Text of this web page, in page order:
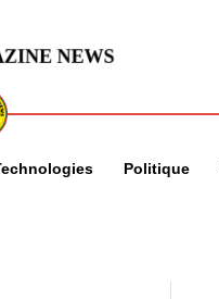
Politique